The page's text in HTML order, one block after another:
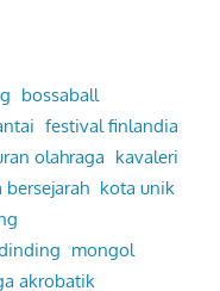
bossaball
festival finlandia
olahraga kavaleri
bersejarah kota unik
mongol
akrobatik